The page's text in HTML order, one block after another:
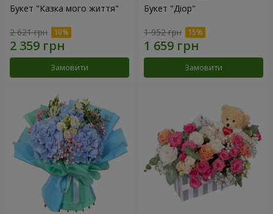
Букет "Казка мого життя"
2 621 грн
Замовити
Букет "Діор"
1 952 грн
Замовити